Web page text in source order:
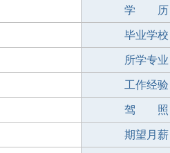
学 历
毕业学校
所学专业
工作经验
驾 照
期望月薪